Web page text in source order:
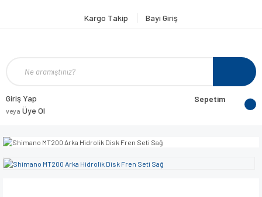
Kargo Takip Bayi Giriş
Giriş Yap
veya Üye Ol
Sepetim